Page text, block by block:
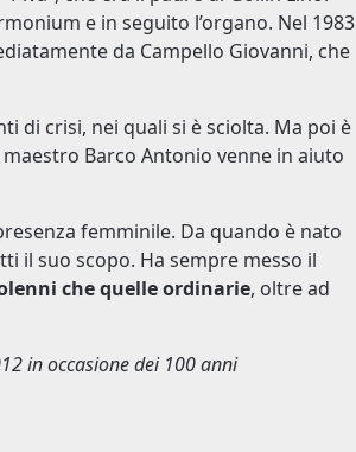
e in seguito l’organo. Nel 1983
da Campello Giovanni, che
di crisi, nei quali si è sciolta. Ma poi è
Barco Antonio venne in aiuto
femminile. Da quando è nato
il suo scopo. Ha sempre messo il
che quelle ordinarie, oltre ad
in occasione dei 100 anni